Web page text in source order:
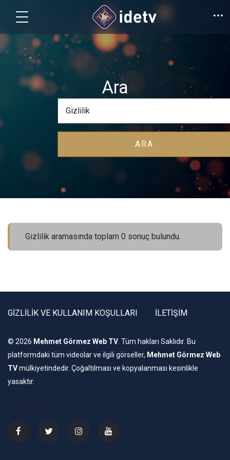
Ara
ARA
Gizlilik aramasında toplam 0 sonuç bulundu.
GİZLİLİK VE KULLANIM KOŞULLARI İLETİŞİM
© 2026 Mehmet Görmez Web TV . Tüm hakları Saklıdır. Bu
platformdaki tüm videolar ve ilgili görseller, Mehmet Görmez Web
TVmülkiyetindedir. Çoğaltılması ve kopyalanması kesinlikle
yasaktır.
Takipte Kalın